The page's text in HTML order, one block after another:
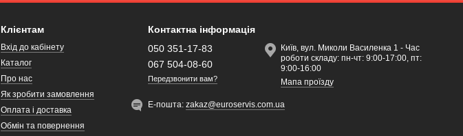
Клієнтам
Вхід до кабінету
Каталог
Про нас
Як зробити замовлення
Оплата і доставка
Обмін та повернення
Контактна інформація
050 351-17-83
067 504-08-60
Передзвонити вам?
Київ, вул. Миколи Василенка 1 - Час
роботи складу: пн-чт: 9:00-17:00, пт:
9:00-16:00
Мапа проїзду
Е-пошта:zakaz@euroservis.com.ua